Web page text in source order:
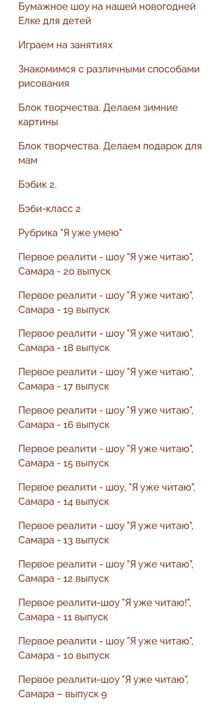
Бумажное шоу на нашей новогодней
Елке для детей
Играем на занятиях
Знакомимся с различными способами
рисования
Блок творчества. Делаем зимние
картины
Блок творчества. Делаем подарок для
мам
Бэбик 2.
Бэби-класс 2
Рубрика "Я уже умею"
Первое реалити - шоу "Я уже читаю",
Самара - 20 выпуск
Первое реалити - шоу "Я уже читаю",
Самара - 19 выпуск
Первое реалити - шоу "Я уже читаю",
Самара - 18 выпуск
Первое реалити - шоу "Я уже читаю",
Самара - 17 выпуск
Первое реалити - шоу "Я уже читаю",
Самара - 16 выпуск
Первое реалити - шоу "Я уже читаю",
Самара - 15 выпуск
Первое реалити - шоу, "Я уже читаю",
Самара - 14 выпуск
Первое реалити - шоу "Я уже читаю",
Самара - 13 выпуск
Первое реалити - шоу "Я уже читаю",
Самара - 12 выпуск
Первое реалити-шоу "Я уже читаю!",
Самара - 11 выпуск
Первое реалити - шоу "Я уже читаю",
Самара - 10 выпуск
Первое реалити-шоу "Я уже читаю",
Самара – выпуск 9